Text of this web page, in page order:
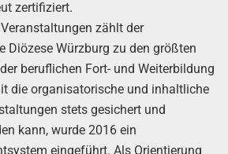
zertifiziert.
zählt der
Diözese Würzburg zu den größten
beruflichen Fort- und Weiterbildung
die organisatorische und inhaltliche
stets gesichert und
kann, wurde 2016 ein
eingeführt. Als Orientierung